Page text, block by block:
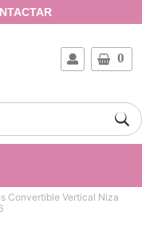
0
Convertible Vertical Niza